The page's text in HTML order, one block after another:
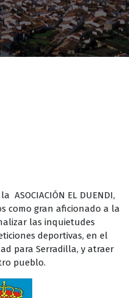
EL DUENDI,
como gran aficionado a la
las inquietudes
deportivas, en el
para Serradilla, y atraer
pueblo.